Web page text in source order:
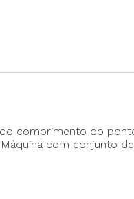
comprimento do
com conjunto